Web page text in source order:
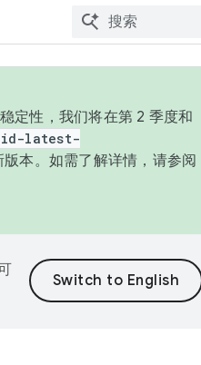
定性，我们将在第 2 季度和
latest-
本。如需了解详情，请参阅